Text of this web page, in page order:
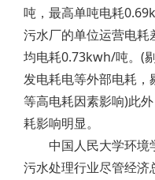
吨，最高单吨电耗
污水厂的单位运营电
均电耗0.73kwh/吨。(
发电耗电等外部电耗
等高电耗因素影响)此
耗影响明显。
中国人民大学环境
污水处理行业尽管经